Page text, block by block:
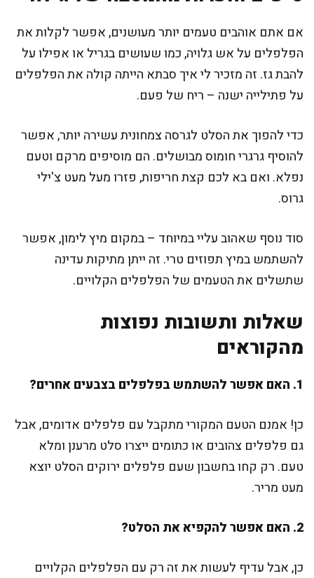
אם אתם אוהבים טעמים יותר מעושנים, אפשר לקלות את
הפלפלים על אש גלויה, כמו שעושים בגריל או אפילו על
להבת גז. זה מזכיר לי איך סבתא הייתה קולה את הפלפלים
על פתילייה ישנה – ריח של פעם.
כדי להפוך את הסלט לגרסה צמחונית עשירה יותר, אפשר
להוסיף גרגרי חומוס מבושלים. הם מוסיפים מרקם וטעם
נפלא. ואם בא לכם קצת חריפות, פזרו מעל מעט צ'ילי
גרוס.
סוד נוסף שאהוב עליי במיוחד – במקום מיץ לימון, אפשר
להשתמש במיץ תפוזים טרי. זה ייתן מתיקות עדינה
שתשלים את הטעמים של הפלפלים הקלויים.
שאלות ותשובות נפוצות
מהקוראים
1. האם אפשר להשתמש בפלפלים בצבעים אחרים?
כן! אמנם הטעם המקורי מתקבל עם פלפלים אדומים, אבל
גם פלפלים צהובים או כתומים ייצרו סלט מרענן ומלא
טעם. רק קחו בחשבון שעם פלפלים ירוקים הסלט יוצא
מעט מריר.
2. האם אפשר להקפיא את הסלט?
כן, אבל עדיף לעשות את זה רק עם הפלפלים הקלויים